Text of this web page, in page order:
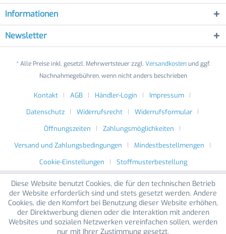
Informationen
Newsletter
* Alle Preise inkl. gesetzl. Mehrwertsteuer zzgl.Versandkostenund ggf.
Nachnahmegebühren, wenn nicht anders beschrieben
Kontakt AGB Händler-Login
Impressum
Datenschutz
Widerrufsrecht
Widerrufsformular
Öffnungszeiten
Zahlungsmöglichkeiten
Versand und Zahlungsbedingungen
Mindestbestellmengen
Cookie-Einstellungen
Stoffmusterbestellung
Diese Website benutzt Cookies, die für den technischen Betrieb
der Website erforderlich sind und stets gesetzt werden. Andere
Cookies, die den Komfort bei Benutzung dieser Website erhöhen,
der Direktwerbung dienen oder die Interaktion mit anderen
Websites und sozialen Netzwerken vereinfachen sollen, werden
nur mit Ihrer Zustimmung gesetzt.